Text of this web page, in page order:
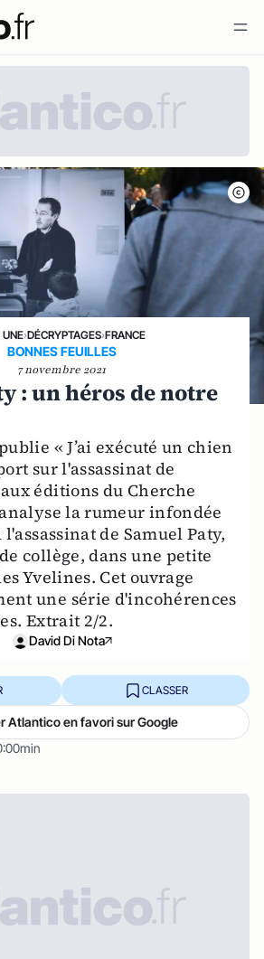
›DÉCRYPTAGES›FRANCE
BONNES FEUILLES
7 novembre 2021
: un héros de notre
« J’ai exécuté un chien
sur l'assassinat de
éditions du Cherche
la rumeur infondée
de Samuel Paty,
collège, dans une petite
Yvelines. Cet ouvrage
une série d'incohérences
Extrait 2/2.
David Di Nota
CLASSER
Atlantico en favori sur Google